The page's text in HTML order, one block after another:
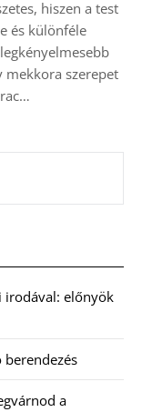
hiszen a test
és különféle
mekkora szerepet
irodával: előnyök
a